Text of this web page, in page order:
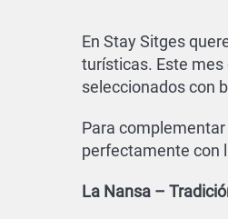
En Stay Sitges
turísticas. Este mes
seleccionados con
Para
perfectamente con
La Nansa –